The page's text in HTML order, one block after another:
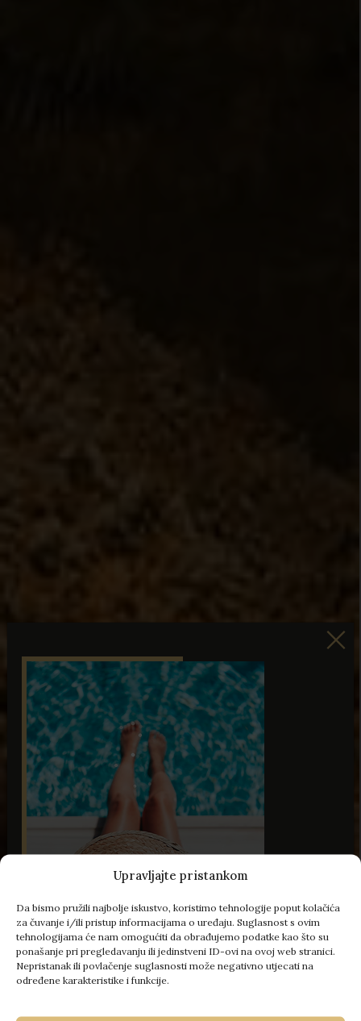
Upravljajte pristankom
Da bismo pružili najbolje iskustvo, koristimo tehnologije poput kolačića
za čuvanje i/ili pristup informacijama o uređaju. Suglasnost s ovim
tehnologijama će nam omogućiti da obrađujemo podatke kao što su
ponašanje pri pregledavanju ili jedinstveni ID-ovi na ovoj web stranici.
Nepristanak ili povlačenje suglasnosti može negativno utjecati na
određene karakteristike i funkcije.
60 Slika
- 100 € popusta